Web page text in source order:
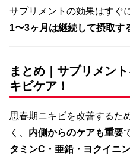
サプリメントの効果はすぐ
1〜3ヶ月は継続して摂取す
まとめ｜サプリメン
キビケア！
思春期ニキビを改善するた
く、 内側からのケアも重要
タミンC・亜鉛・ヨクイニ